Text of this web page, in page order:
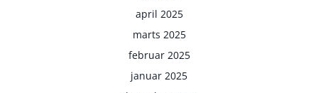
april 2025
marts 2025
februar 2025
januar 2025